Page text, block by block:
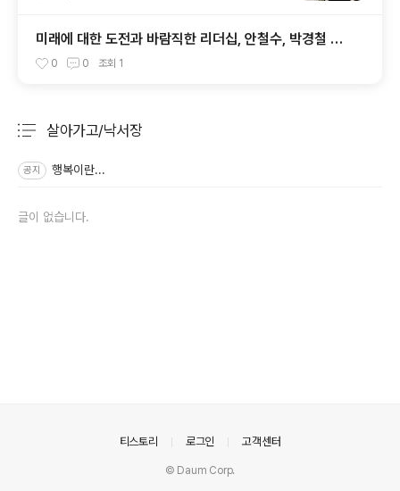
미래에 대한 도전과 바람직한 리더십, 안철수, 박경철 대
담 0 0 조회 1
살아가고/낙서장
공지 행복이란...
글이 없습니다.
티스토리 로그인 고객센터
© Daum Corp.